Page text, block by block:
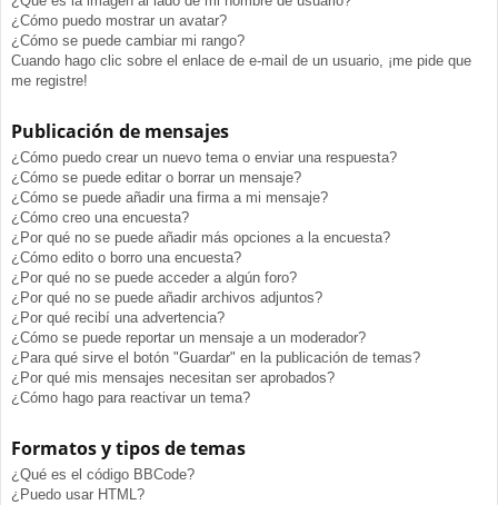
¿Cómo puedo mostrar un avatar?
¿Cómo se puede cambiar mi rango?
Cuando hago clic sobre el enlace de e-mail de un usuario, ¡me pide que
me registre!
Publicación de mensajes
¿Cómo puedo crear un nuevo tema o enviar una respuesta?
¿Cómo se puede editar o borrar un mensaje?
¿Cómo se puede añadir una firma a mi mensaje?
¿Cómo creo una encuesta?
¿Por qué no se puede añadir más opciones a la encuesta?
¿Cómo edito o borro una encuesta?
¿Por qué no se puede acceder a algún foro?
¿Por qué no se puede añadir archivos adjuntos?
¿Por qué recibí una advertencia?
¿Cómo se puede reportar un mensaje a un moderador?
¿Para qué sirve el botón "Guardar" en la publicación de temas?
¿Por qué mis mensajes necesitan ser aprobados?
¿Cómo hago para reactivar un tema?
Formatos y tipos de temas
¿Qué es el código BBCode?
¿Puedo usar HTML?